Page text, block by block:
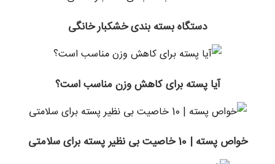
دستگاه بسته بندی خشکبار خانگی
آیا پسته برای کاهش وزن مناسب است؟
خواص پسته | 10 خاصیت بی نظیر پسته برای سلامتی